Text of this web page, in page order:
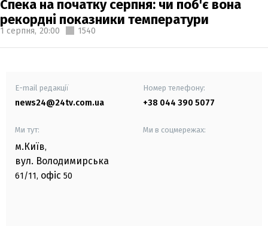
Спека на початку серпня: чи поб'є вона
рекордні показники температури
1 серпня, 20:00 1540
E-mail редакції
news24@24tv.com.ua
Номер телефону:
+38 044 390 5077
Ми тут:
м.Київ,
вул. Володимирська
61/11, офіс 50
Ми в соцмережах: